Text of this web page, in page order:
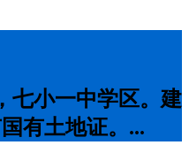
七小一中学区。建
有土地证。...